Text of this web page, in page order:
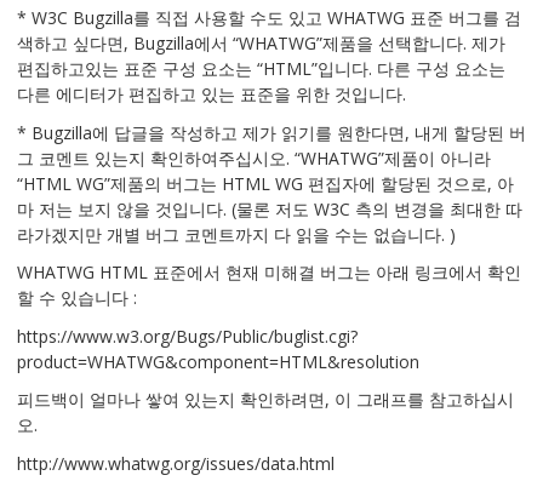
* W3C Bugzilla를 직접 사용할 수도 있고 WHATWG 표준 버그를 검
색하고 싶다면, Bugzilla에서 “WHATWG”제품을 선택합니다. 제가
편집하고있는 표준 구성 요소는 “HTML”입니다. 다른 구성 요소는
다른 에디터가 편집하고 있는 표준을 위한 것입니다.
* Bugzilla에 답글을 작성하고 제가 읽기를 원한다면, 내게 할당된 버
그 코멘트 있는지 확인하여주십시오. “WHATWG”제품이 아니라
“HTML WG”제품의 버그는 HTML WG 편집자에 할당된 것으로, 아
마 저는 보지 않을 것입니다. (물론 저도 W3C 측의 변경을 최대한 따
라가겠지만 개별 버그 코멘트까지 다 읽을 수는 없습니다. )
WHATWG HTML 표준에서 현재 미해결 버그는 아래 링크에서 확인
할 수 있습니다 :
https://www.w3.org/Bugs/Public/buglist.cgi?
product=WHATWG&component=HTML&resolution
피드백이 얼마나 쌓여 있는지 확인하려면, 이 그래프를 참고하십시
오.
http://www.whatwg.org/issues/data.html